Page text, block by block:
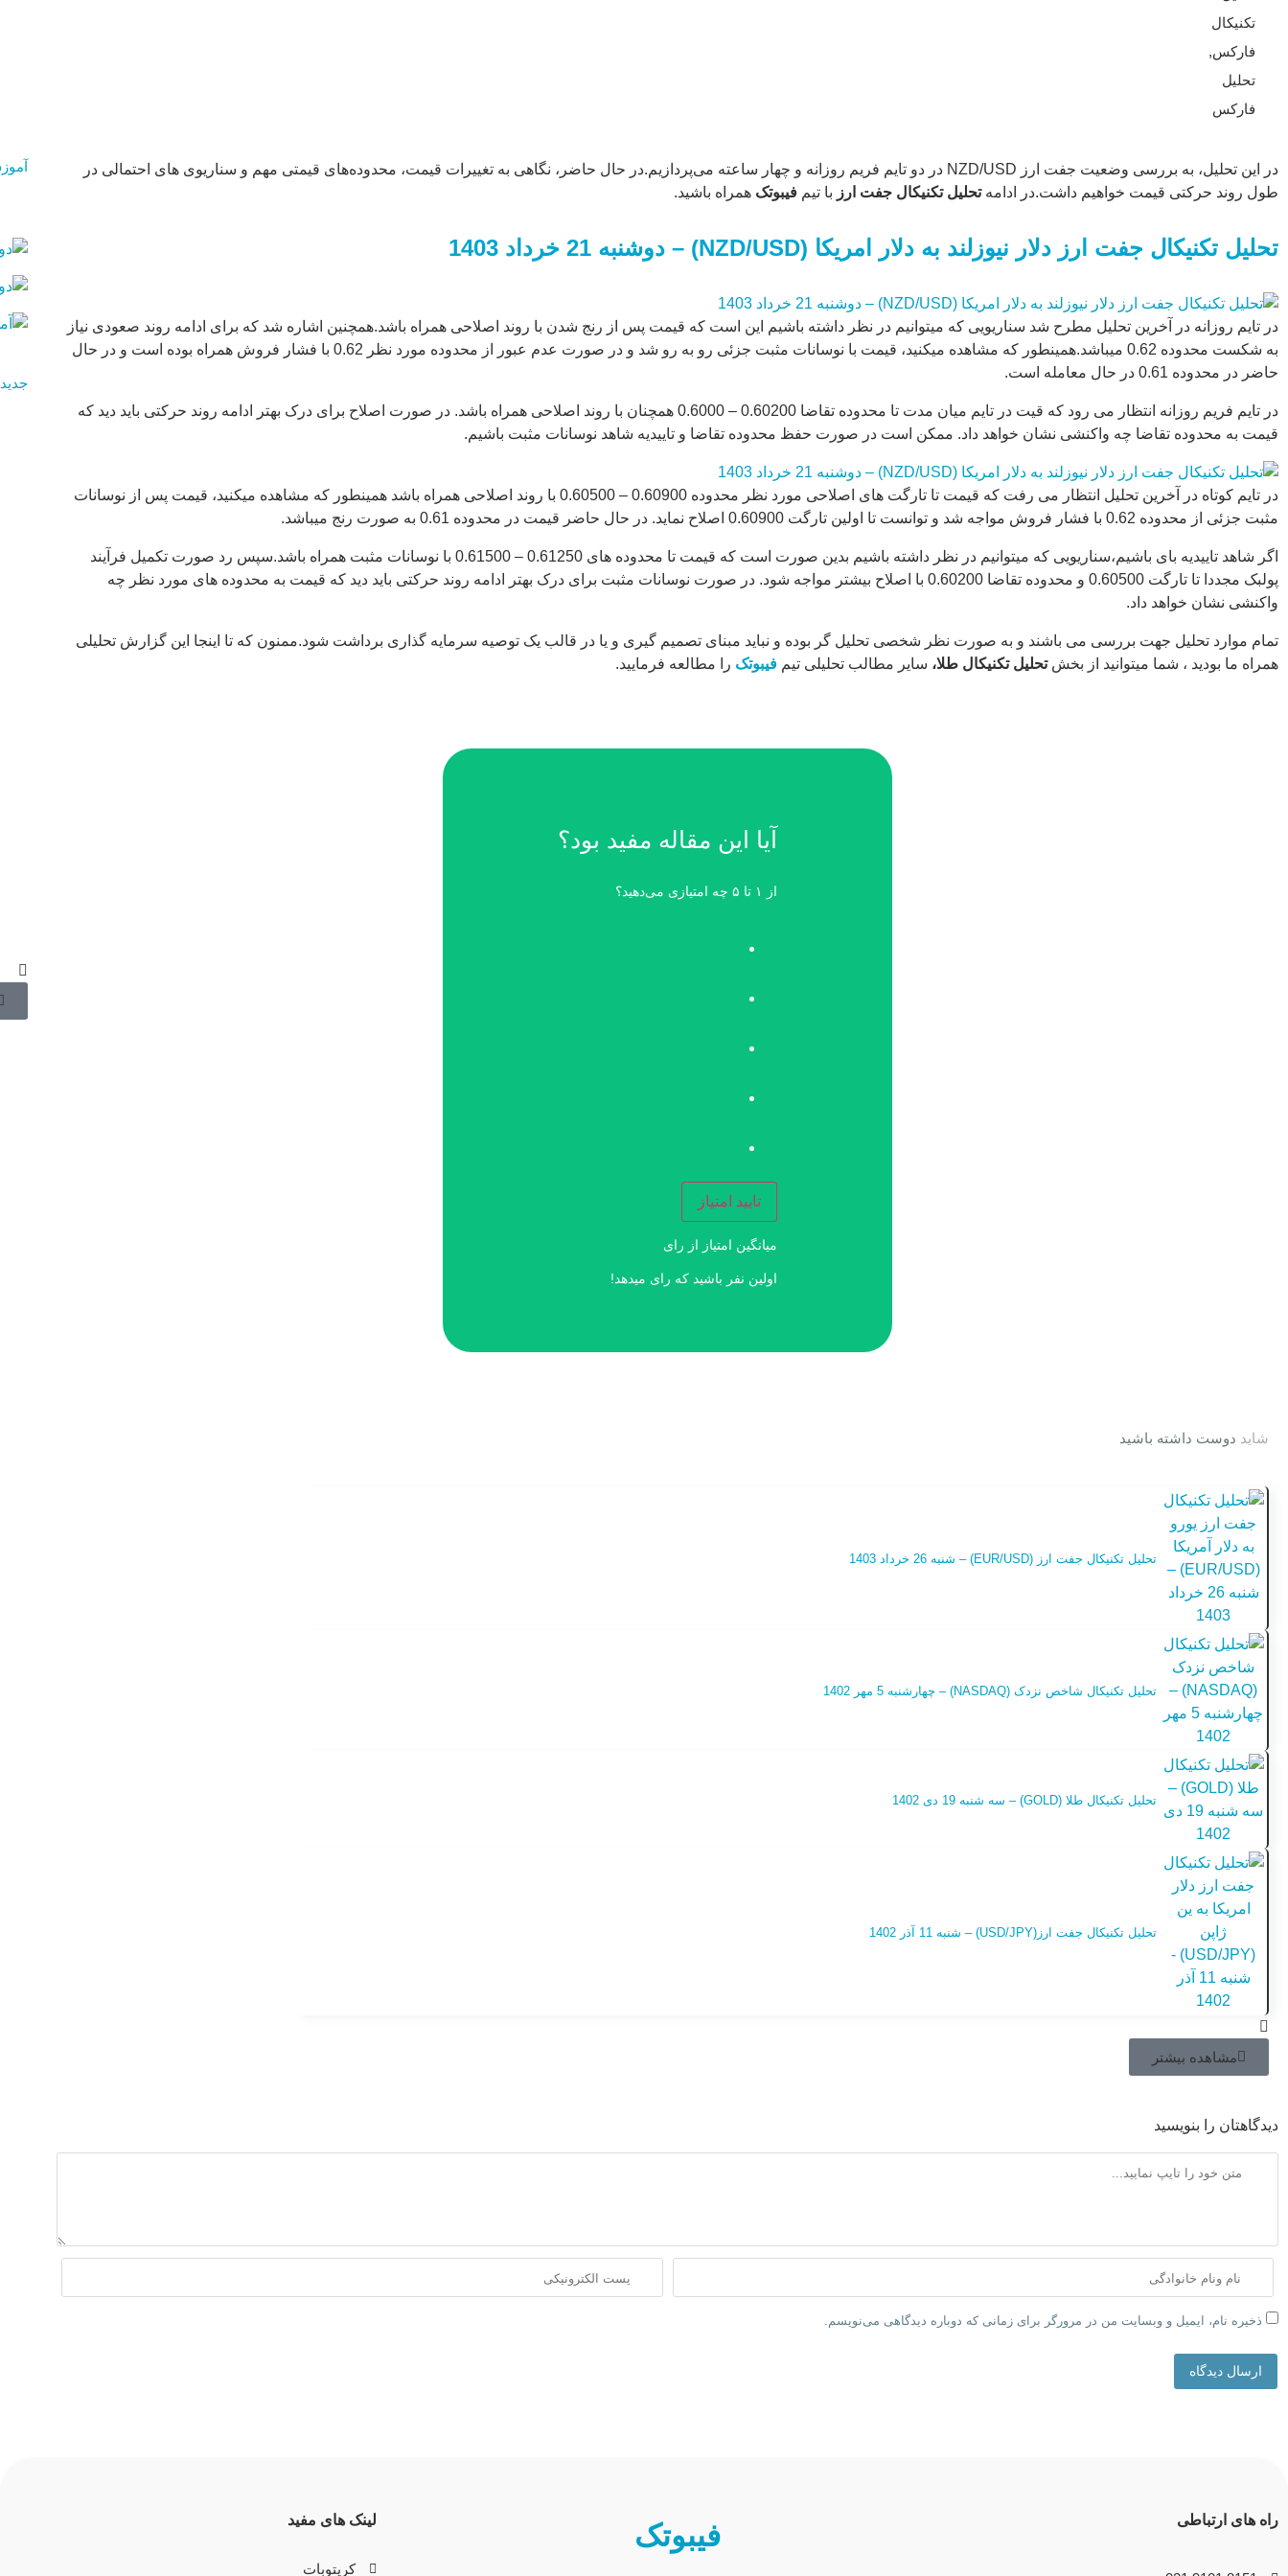
طول روند
حرکتی قیمت
خواهیم
داشت.در
تکنیکال جفت
فیبوتک همراه
باشید. تحلیل
ارز دلار نیوزلند
به […]
...
تکنیکال
فارکس,
تحلیل
فارکس
در این تحلیل، به بررسی وضعیت جفت ارز NZD/USD در دو تایم فریم روزانه و چهار ساعته می‌پردازیم.در حال حاضر، نگاهی به تغییرات قیمت، محدوده‌های قیمتی مهم و سناریوی های احتمالی در
طول روند حرکتی قیمت خواهیم داشت.در ادامهتحلیل تکنیکال جفت ارز با تیم فیبوتک همراه باشید.
تحلیل تکنیکال جفت ارز دلار نیوزلند به دلار امریکا (NZD/USD) – دوشنبه 21 خرداد 1403
در تایم روزانه در آخرین تحلیل مطرح شد سناریویی که میتوانیم در نظر داشته باشیم این است که قیمت پس از رنج شدن با روند اصلاحی همراه باشد.همچنین اشاره شد که برای ادامه روند صعودی نیاز
به شکست محدوده 0.62 میباشد.همینطور که مشاهده میکنید، قیمت با نوسانات مثبت جزئی رو به رو شد و در صورت عدم عبور از محدوده مورد نظر 0.62 با فشار فروش همراه بوده است و در حال
حاضر در محدوده 0.61 در حال معامله است.
در تایم فریم روزانه انتظار می رود که قیت در تایم میان مدت تا محدوده تقاضا 0.60200 – 0.6000 همچنان با روند اصلاحی همراه باشد. در صورت اصلاح برای درک بهتر ادامه روند حرکتی باید دید که
قیمت به محدوده تقاضا چه واکنشی نشان خواهد داد. ممکن است در صورت حفظ محدوده تقاضا و تاییدیه شاهد نوسانات مثبت باشیم.
در تایم کوتاه در آخرین تحلیل انتظار می رفت که قیمت تا تارگت های اصلاحی مورد نظر محدوده 0.60900 – 0.60500 با روند اصلاحی همراه باشد همینطور که مشاهده میکنید، قیمت پس از نوسانات
مثبت جزئی از محدوده 0.62 با فشار فروش مواجه شد و توانست تا اولین تارگت 0.60900 اصلاح نماید. در حال حاضر قیمت در محدوده 0.61 به صورت رنج میباشد.
اگر شاهد تاییدیه بای باشیم،سناریویی که میتوانیم در نظر داشته باشیم بدین صورت است که قیمت تا محدوده های 0.61250 – 0.61500 با نوسانات مثبت همراه باشد.سپس رد صورت تکمیل فرآیند
پولبک مجددا تا تارگت 0.60500 و محدوده تقاضا 0.60200 با اصلاح بیشتر مواجه شود. در صورت نوسانات مثبت برای درک بهتر ادامه روند حرکتی باید دید که قیمت به محدوده های مورد نظر چه
واکنشی نشان خواهد داد.
تمام موارد تحلیل جهت بررسی می باشند و به صورت نظر شخصی تحلیل گر بوده و نباید مبنای تصمیم گیری و یا در قالب یک توصیه سرمایه گذاری برداشت شود.ممنون که تا اینجا این گزارش تحلیلی
همراه ما بودید ، شما میتوانید از بخشتحلیل تکنیکال طلا، سایر مطالب تحلیلی تیم فیبوتک را مطالعه فرمایید.
آیا این مقاله مفید بود؟
از ۱ تا ۵ چه امتیازی می‌دهید؟
تایید امتیاز
میانگین امتیاز از رای
اولین نفر باشید که رای میدهد!
شاید دوست داشته باشید
تحلیل تکنیکال جفت ارز (EUR/USD) – شنبه 26 خرداد 1403
تحلیل تکنیکال شاخص نزدک (NASDAQ) – چهارشنبه 5 مهر 1402
تحلیل تکنیکال طلا (GOLD) – سه شنبه 19 دی 1402
تحلیل تکنیکال جفت ارز(USD/JPY) – شنبه 11 آذر 1402
مشاهده بیشتر
دیدگاهتان را بنویسید
ذخیره نام، ایمیل و وبسایت من در مرورگر برای زمانی که دوباره دیدگاهی می‌نویسم.
ارسال دیدگاه
راه های ارتباطی فیبوتک لینک های مفید
کرپتوبات